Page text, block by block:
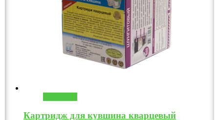
Картридж для кувшина кварцевый